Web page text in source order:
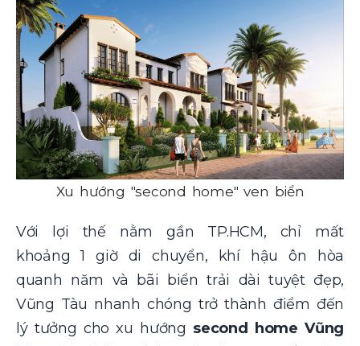
Xu hướng "second home" ven biển
Với lợi thế nằm gần TP.HCM, chỉ mất
khoảng 1 giờ di chuyển, khí hậu ôn hòa
quanh năm và bãi biển trải dài tuyệt đẹp,
Vũng Tàu nhanh chóng trở thành điểm đến
lý tưởng cho xu hướng second home Vũng